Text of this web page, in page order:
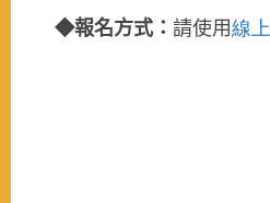
◆報名方式： 請使用線上